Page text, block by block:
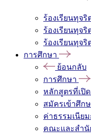
ร้องเรียนทุจ
ร้องเรียนทุจ
ร้องเรียนทุจ
การศึกษา
ย้อนกลับ
การศึกษา
หลักสูตรที่เปิ
สมัครเข้าศึกษ
ค่าธรรมเนีย
คณะและสำนั